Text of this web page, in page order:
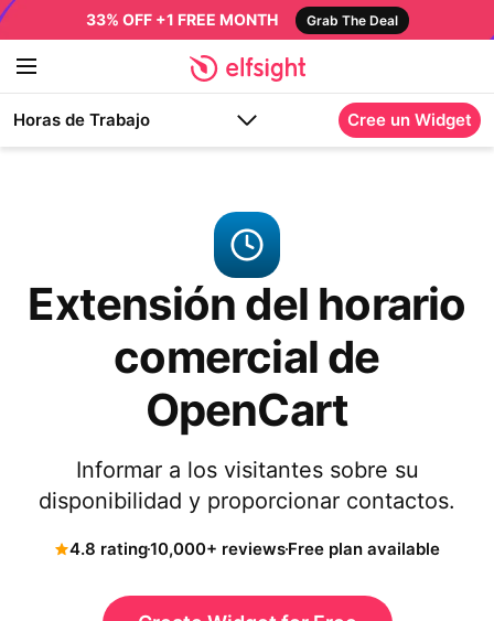
33% OFF +1 FREE MONTH Grab The Deal
Horas de Trabajo Cree un Widget
Extensión del horario
comercial de
OpenCart
Informar a los visitantes sobre su
disponibilidad y proporcionar contactos.
4.8 rating10,000+ reviewsFree plan available